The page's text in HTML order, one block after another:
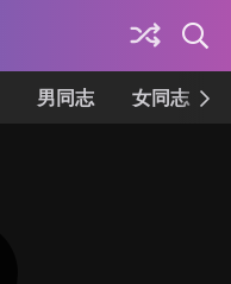
男同志 女同志